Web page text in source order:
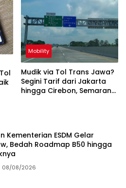
Mobility
Mudik via Tol Trans Jawa?
Segini Tarif dari Jakarta
hingga Cirebon, Semarang,
Kementerian ESDM Gelar
Bedah Roadmap B50 hingga
08/08/2026